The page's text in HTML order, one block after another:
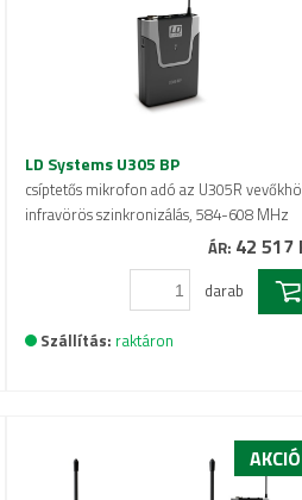
LD Systems U305 BP
csíptetős mikrofon adó az U305R
infravörös szinkronizálás, 584-608 MHz
ÁR: 42 517
darab
Szállítás: raktáron
AKCIÓ